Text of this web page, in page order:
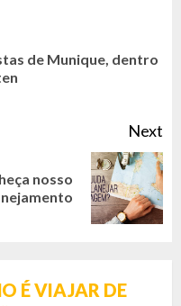
de Munique, dentro
Next
nosso
É VIAJAR DE